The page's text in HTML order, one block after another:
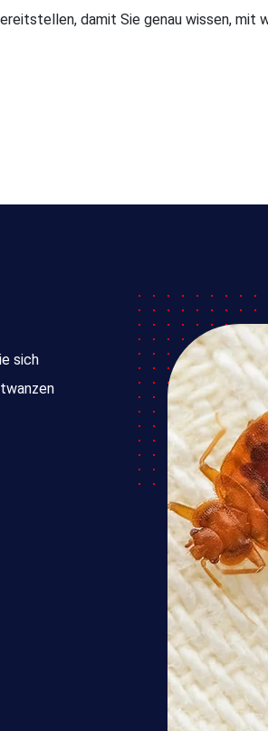
damit Sie genau wissen, mit
sich